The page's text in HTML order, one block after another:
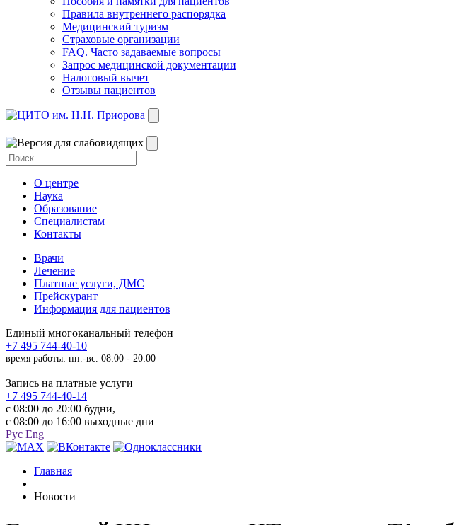
Правила внутреннего распорядка
Медицинский туризм
Страховые организации
FAQ. Часто задаваемые вопросы
Запрос медицинской документации
Налоговый вычет
Отзывы пациентов
О центре
Наука
Образование
Специалистам
Контакты
Врачи
Лечение
Платные услуги, ДМС
Прейскурант
Информация для пациентов
Единый многоканальный телефон
+7 495 744-40-10
время работы: пн.-вс. 08:00 - 20:00
Запись на платные услуги
+7 495 744-40-14
с 08:00 до 20:00 будни,
с 08:00 до 16:00 выходные дни
Рус Eng
Главная
Новости